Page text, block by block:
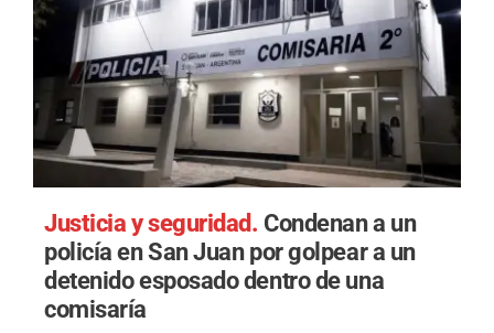
Justicia y seguridad. Condenan a un
policía en San Juan por golpear a un
detenido esposado dentro de una
comisaría